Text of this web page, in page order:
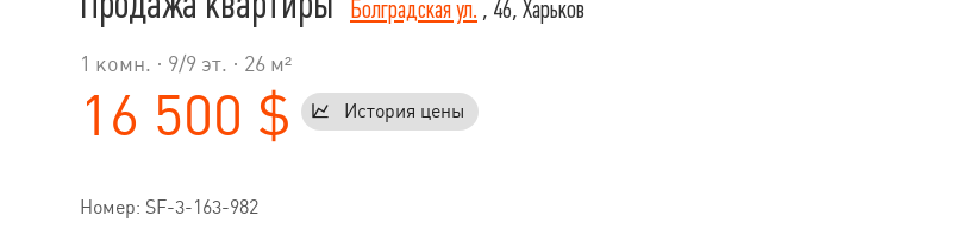
Болградская ул. , 46, Харьков
1 комн. · 9/9 эт. · 26 м²
16 500 $ История цены
Номер: SF-3-163-982